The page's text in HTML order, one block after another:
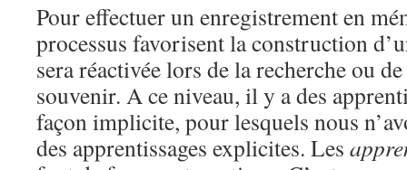
Pour effectuer un enregistrement en
processus favorisent la construction
sera réactivée lors de la recherche ou
souvenir. A ce niveau, il y a des
façon implicite, pour lesquels nous
des apprentissages explicites. Les